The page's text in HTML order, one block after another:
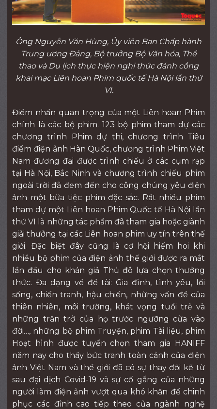
Ông Nguyễn Văn Hùng, Ủy viên Ban Chấp hành
Trung ương Đảng, Bộ trưởng Bộ Văn hóa, Thể
thao và Du lịch thực hiện nghi thức đánh cồng
khai mạc Liên hoan Phim quốc tế Hà Nội lần thứ
VI.
Điểm nhấn quan trọng của một Liên hoan Phim
chính là các bộ phim. 123 bộ phim tham dự các
chương trình Phim dự thi, chương trình Tiêu
điểm điện ảnh Hàn Quốc, chương trình Phim Việt
Nam đương đại được trình chiếu ở các cụm rạp
tại Hà Nội, Bắc Ninh và chương trình chiếu phim
ngoài trời đã đem đến cho công chúng yêu điện
ảnh một bữa tiệc phim đặc sắc. Rất nhiều phim
tham dự một Liên hoan Phim Quốc tế Hà Nội lần
thứ VI là những tác phẩm đã tham gia hoặc giành
giải thưởng tại các Liên hoan phim uy tín trên thế
giới. Đặc biệt đây cũng là cơ hội hiếm hoi khi
nhiều bộ phim của điện ảnh thế giới được ra mắt
lần đầu cho khán giả Thủ đô lựa chọn thưởng
thức. Đa dạng về đề tài: Gia đình, tình yêu, lối
sống, chiến tranh, hậu chiến, những vấn đề của
thiên nhiên, môi trường, khát vọng tuổi trẻ và
những trăn trở của họ trước ngưỡng cửa vào
đời…, những bộ phim Truyện, phim Tài liệu, phim
Hoạt hình được tuyển chọn tham gia HANIFF
năm nay cho thấy bức tranh toàn cảnh của điện
ảnh Việt Nam và thế giới đã có sự thay đổi kể từ
sau đại dịch Covid-19 và sự cố gắng của những
người làm điện ảnh vượt qua khó khăn để chinh
phục các đỉnh cao tiếp theo của ngành nghệ